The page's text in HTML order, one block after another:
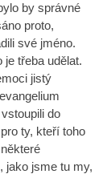
by správné
proto,
své jméno.
je třeba udělat.
jistý
do
ty, kteří toho
jako jsme tu my,